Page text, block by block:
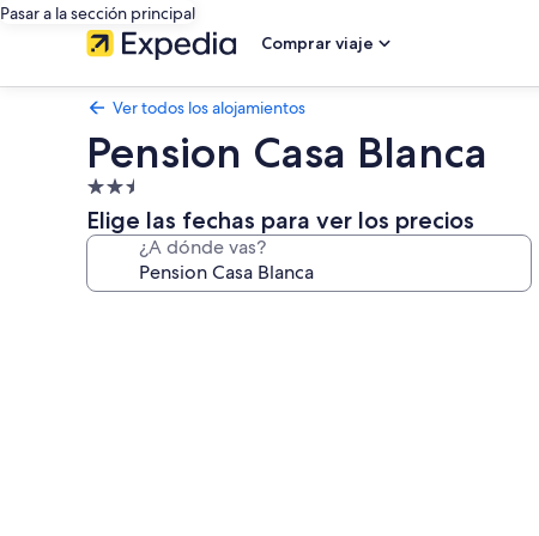
Pasar a la sección principal
Comprar viaje
Ver todos los alojamientos
Pension Casa Blanca
Alojamiento
de
2.5 estrellas
Elige las fechas para ver los precios
¿A dónde vas?